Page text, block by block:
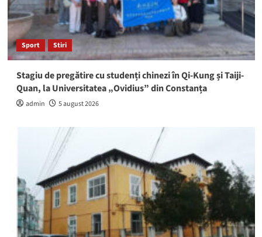
Sport Stiri
Stagiu de pregătire cu studenți chinezi în Qi-Kung și Taiji-
Quan, la Universitatea „Ovidius” din Constanța
admin 5 august 2026